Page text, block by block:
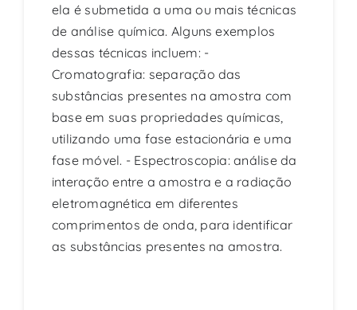
ela é submetida a uma ou mais técnicas
de análise química. Alguns exemplos
dessas técnicas incluem: -
Cromatografia: separação das
substâncias presentes na amostra com
base em suas propriedades químicas,
utilizando uma fase estacionária e uma
fase móvel. - Espectroscopia: análise da
interação entre a amostra e a radiação
eletromagnética em diferentes
comprimentos de onda, para identificar
as substâncias presentes na amostra.